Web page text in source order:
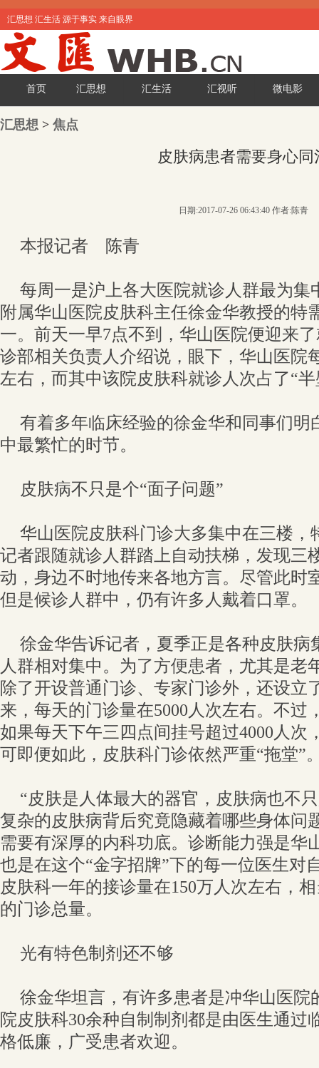
汇思想 汇生活 源于事实 来自眼界
首页 汇思想 汇生活 汇视听 微电影
汇思想 > 焦点
皮肤病患者需要身心同
日期:2017-07-26 06:43:40 作者:陈青
本报记者 陈青
每周一是沪上各大医院就诊人群最为集
附属华山医院皮肤科主任徐金华教授的特
一。前天一早7点不到，华山医院便迎来
诊部相关负责人介绍说，眼下，华山医院
左右，而其中该院皮肤科就诊人次占了“
有着多年临床经验的徐金华和同事们明
中最繁忙的时节。
皮肤病不只是个“面子问题”
华山医院皮肤科门诊大多集中在三楼，
记者跟随就诊人群踏上自动扶梯，发现三
动，身边不时地传来各地方言。尽管此时
但是候诊人群中，仍有许多人戴着口罩。
徐金华告诉记者，夏季正是各种皮肤病
人群相对集中。为了方便患者，尤其是老
除了开设普通门诊、专家门诊外，还设立
来，每天的门诊量在5000人次左右。不过
如果每天下午三四点间挂号超过4000人次
可即便如此，皮肤科门诊依然严重“拖堂”
“皮肤是人体最大的器官，皮肤病也不
复杂的皮肤病背后究竟隐藏着哪些身体问
需要有深厚的内科功底。诊断能力强是华
也是在这个“金字招牌”下的每一位医生对
皮肤科一年的接诊量在150万人次左右，
的门诊总量。
光有特色制剂还不够
徐金华坦言，有许多患者是冲华山医院
院皮肤科30余种自制制剂都是由医生通过
格低廉，广受患者欢迎。